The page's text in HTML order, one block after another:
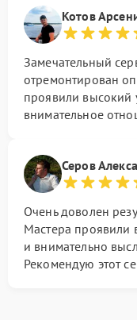
Котов
Замечательный
отремонтирован
проявили высокий
внимательное
Серов
Очень доволен
Мастера проявили
и внимательно
Рекомендую этот